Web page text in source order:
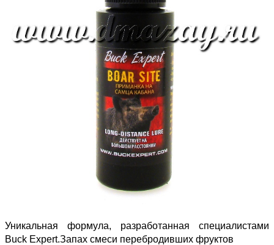
Уникальная формула, разработанная специалистами
Buck Expert.Запах смеси перебродивших фруктов